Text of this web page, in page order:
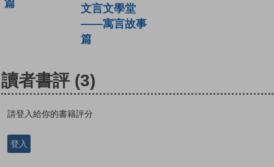
篇
文言文學堂
——寓言故事
篇
讀者書評 (3)
請登入給你的書籍評分
登入